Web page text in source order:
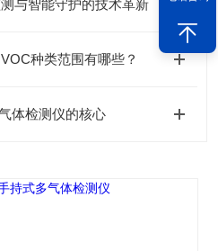
与智能守护的技术革新
种类范围有哪些？
体检测仪的核心